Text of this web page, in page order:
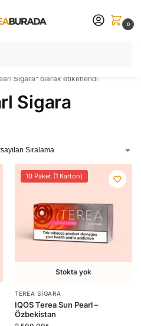
0
sakın kaçırmayın!
Sigara” olarak etiketlendi
Sigara
10 Paket (1 Karton)
Stokta yok
TEREA SIGARA
IQOS Terea Sun Pearl –
Özbekistan